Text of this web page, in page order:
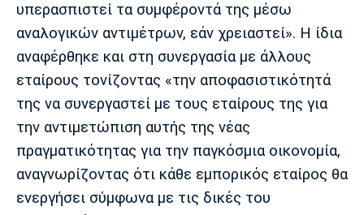
Ίντερ Μίλαν Μπάγερν
Μπορούσια
Ντόρτμουντ
Παρί Σεν
Ζερμέν
Μαρσέιγ
Μονακό
Ερυθρός
Τότεναμ
υπερασπιστεί τα συμφέροντά της μέσω
αναλογικών αντιμέτρων, εάν χρειαστεί». Η ίδια
αναφέρθηκε και στη συνεργασία με άλλους
εταίρους τονίζοντας «την αποφασιστικότητά
της να συνεργαστεί με τους εταίρους της για
την αντιμετώπιση αυτής της νέας
πραγματικότητας για την παγκόσμια οικονομία,
αναγνωρίζοντας ότι κάθε εμπορικός εταίρος θα
ενεργήσει σύμφωνα με τις δικές του